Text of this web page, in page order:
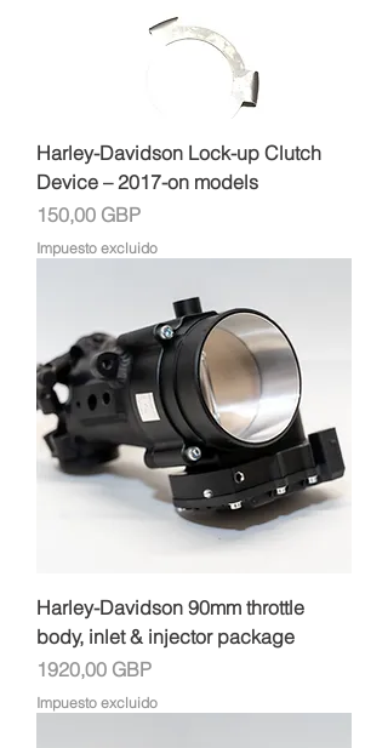
Harley-Davidson Lock-up Clutch
Device – 2017-on models
Precio
150,00 GBP
Impuesto excluido
Harley-Davidson 90mm throttle
body, inlet & injector package
Precio
1920,00 GBP
Impuesto excluido